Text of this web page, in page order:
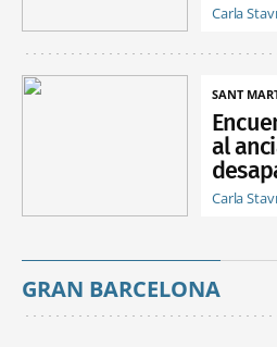
Carla
SANT
al
Carla
GRAN BARCELONA